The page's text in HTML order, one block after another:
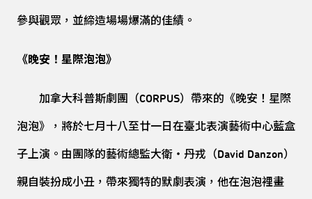
參與觀眾，並締造場場爆滿的佳績。
《晚安！星際泡泡》
加拿大科普斯劇團（CORPUS）帶來的《晚安！星際
泡泡》，將於七月十八至廿一日在臺北表演藝術中心藍盒
子上演。由團隊的藝術總監大衛‧丹戎（David Danzon）
親自裝扮成小丑，帶來獨特的默劇表演，他在泡泡裡畫